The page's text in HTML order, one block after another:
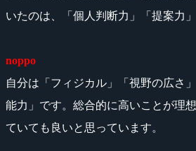
いたのは、「個人判断力」「提案力
noppo
自分は「フィジカル」「視野の広さ
能力」です。総合的に高いことが理
ていても良いと思っています。